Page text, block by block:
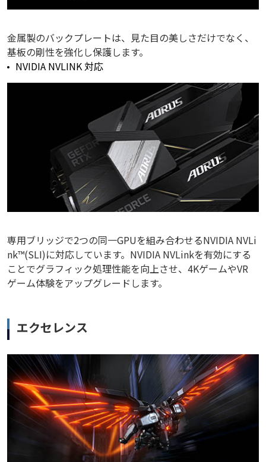
金属製のバックプレートは、見た目の美しさだけでなく、
基板の剛性を強化し保護します。
NVIDIA NVLINK 対応
専用ブリッジで2つの同一GPUを組み合わせるNVIDIA NVLi
nk™(SLI)に対応しています。NVIDIA NVLinkを有効にする
ことでグラフィック処理性能を向上させ、4KゲームやVR
ゲーム体験をアップグレードします。
エクセレンス